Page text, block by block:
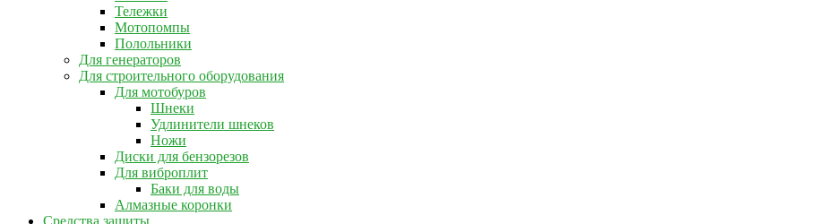
Тележки
Мотопомпы
Полольники
Для генераторов
Для строительного оборудования
Для мотобуров
Шнеки
Удлинители шнеков
Ножи
Диски для бензорезов
Для виброплит
Баки для воды
Алмазные коронки